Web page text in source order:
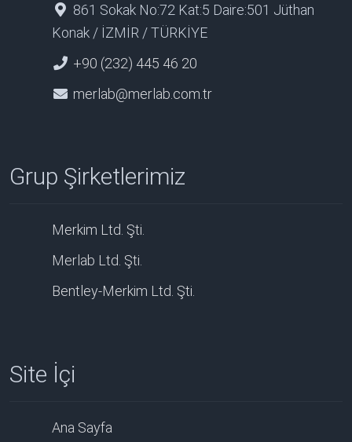
861 Sokak No:72 Kat:5 Daire:501 Jüthan
Konak / İZMİR / TÜRKİYE
+90 (232) 445 46 20
merlab@merlab.com.tr
Grup Şirketlerimiz
Merkim Ltd. Şti.
Merlab Ltd. Şti.
Bentley-Merkim Ltd. Şti.
Site İçi
Ana Sayfa